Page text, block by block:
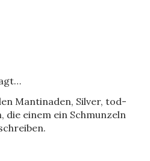
Mantinaden, Silver, tod-
die einem ein Schmunzeln